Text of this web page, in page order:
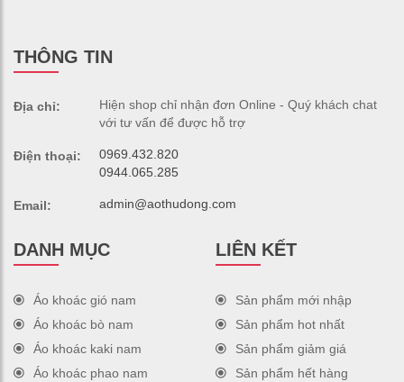
THÔNG TIN
Địa chỉ:
Hiện shop chỉ nhận đơn Online - Quý khách chat
với tư vấn để được hỗ trợ
Điện thoại:
0969.432.820
0944.065.285
Email: admin@aothudong.com
DANH MỤC
Áo khoác gió nam
Áo khoác bò nam
Áo khoác kaki nam
Áo khoác phao nam
LIÊN KẾT
Sản phẩm mới nhập
Sản phẩm hot nhất
Sản phẩm giảm giá
Sản phẩm hết hàng